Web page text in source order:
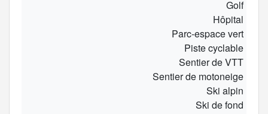
Golf
Hôpital
Parc-espace vert
Piste cyclable
Sentier de VTT
Sentier de motoneige
Ski alpin
Ski de fond